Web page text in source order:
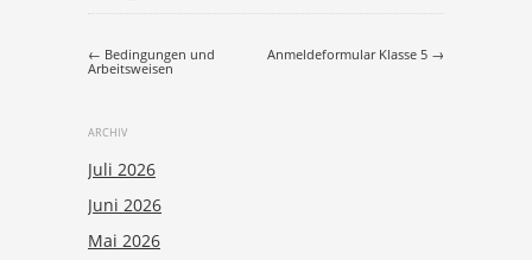
Post navigation
← Bedingungen und
Arbeitsweisen
Anmeldeformular Klasse 5 →
ARCHIV
Juli 2026
Juni 2026
Mai 2026